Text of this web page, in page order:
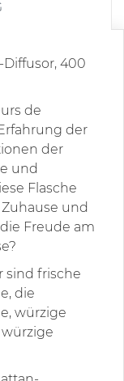
Diffusor, 400
de
der
der
und
Flasche
und
Freude am
sind frische
die
würzige
würzige